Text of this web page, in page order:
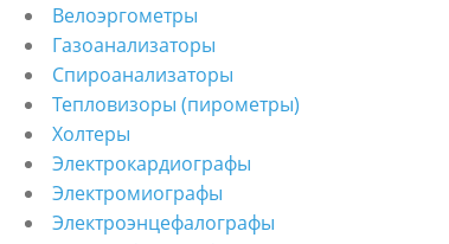
Велоэргометры
Газоанализаторы
Спироанализаторы
Тепловизоры (пирометры)
Холтеры
Электрокардиографы
Электромиографы
Электроэнцефалографы